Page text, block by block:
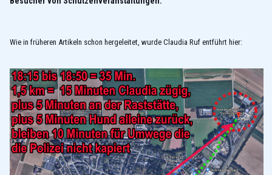
Wie in früheren Artikeln schon hergeleitet, wurde Claudia Ruf entführt hier: